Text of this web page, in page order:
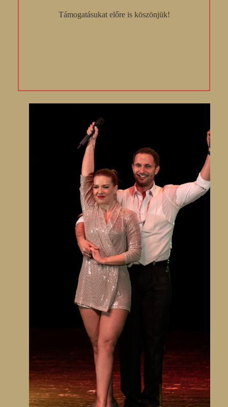
Támogatásukat előre is köszönjük!